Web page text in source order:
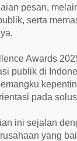
pesan,
serta
Awards
publik di
pada
ini sejalan
yang